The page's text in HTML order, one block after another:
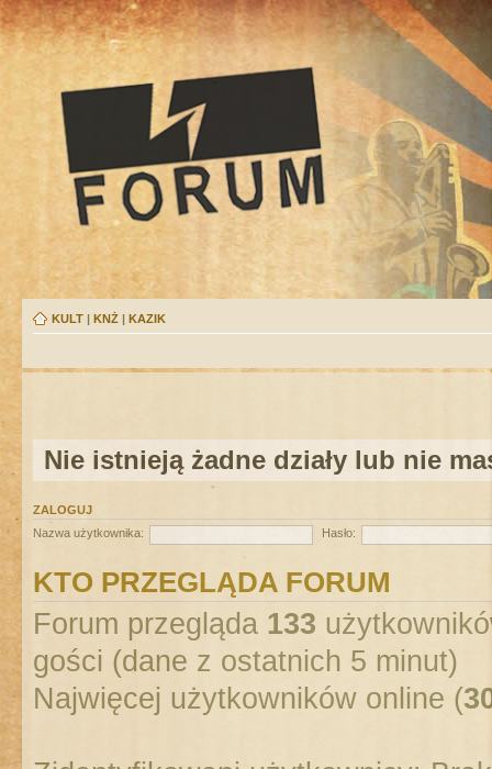
KULT | KNŻ | KAZIK
Nie istnieją żadne działy lub nie
ZALOGUJ
Nazwa użytkownika:
Hasło:
KTO PRZEGLĄDA FORUM
Forum przegląda 133
gości (dane z ostatnich 5 minut)
Najwięcej użytkowników online (